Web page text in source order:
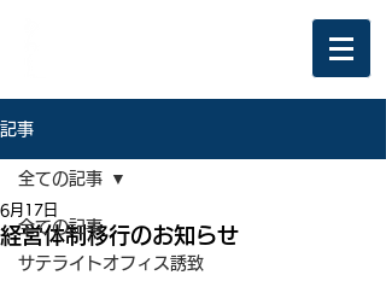
記事
全ての記事
サテライトオフィス誘致
全ての記事
経営体制移行のお知らせ
6月17日